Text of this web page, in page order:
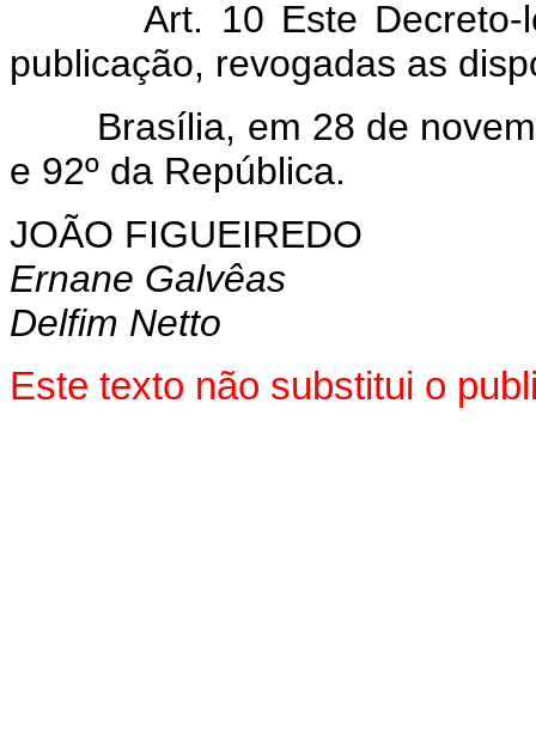
Art. 10 Este Decreto-lei
publicação, revogadas as
Brasília, em 28 de
e 92º da República.
JOÃO FIGUEIREDO
Ernane Galvêas
Delfim Netto
Este texto não substitui o